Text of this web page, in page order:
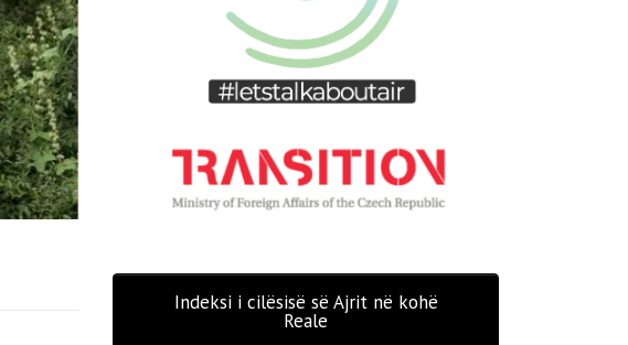
Indeksi i cilësisë së Ajrit në kohë
Reale